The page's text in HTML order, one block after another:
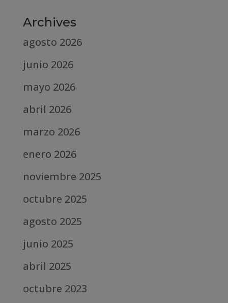
Archives
agosto 2026
junio 2026
mayo 2026
abril 2026
marzo 2026
enero 2026
noviembre 2025
octubre 2025
agosto 2025
junio 2025
abril 2025
octubre 2023